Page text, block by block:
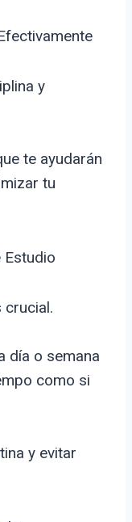
y
te ayudarán
tu
crucial.
día o semana
como si
y evitar